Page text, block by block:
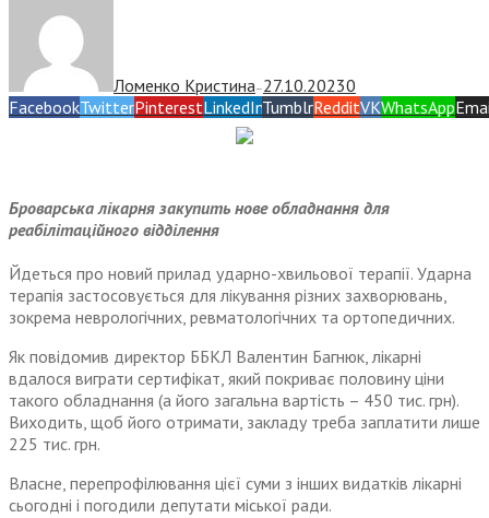
Ломенко Кристина— 27.10.20230
FacebookTwitterPinterestLinkedInTumblrRedditVKWhatsApp
Броварська лікарня закупить нове обладнання для
реабілітаційного відділення
Йдеться про новий прилад ударно-хвильової терапії. Ударна
терапія застосовується для лікування різних захворювань,
зокрема неврологічних, ревматологічних та ортопедичних.
Як повідомив директор ББКЛ Валентин Багнюк, лікарні
вдалося виграти сертифікат, який покриває половину ціни
такого обладнання (а його загальна вартість – 450 тис. грн).
Виходить, щоб його отримати, закладу треба заплатити лише
225 тис. грн.
Власне, перепрофілювання цієї суми з інших видатків лікарні
сьогодні і погодили депутати міської ради.